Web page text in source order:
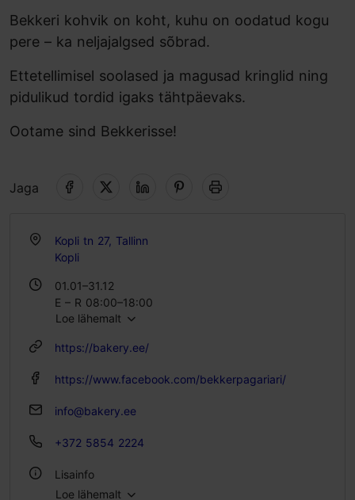
Bekkeri kohvik on koht, kuhu on oodatud kogu
pere – ka neljajalgsed sõbrad.
Ettetellimisel soolased ja magusad kringlid ning
pidulikud tordid igaks tähtpäevaks.
Ootame sind Bekkerisse!
Jaga
Kopli tn 27, Tallinn
Kopli
01.01–31.12
E – R 08:00–18:00
L 09:00–18:00
Loe lähemalt
https://bakery.ee/
https://www.facebook.com/bekkerpagariari/
info@bakery.ee
+372 5854 2224
Lisainfo
Loe lähemalt